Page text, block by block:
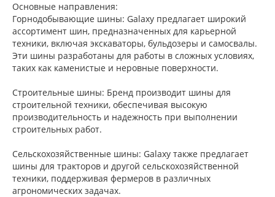
Основные направления:
Горнодобывающие шины: Galaxy предлагает широкий
ассортимент шин, предназначенных для карьерной
техники, включая экскаваторы, бульдозеры и самосвалы.
Эти шины разработаны для работы в сложных условиях,
таких как каменистые и неровные поверхности.
Строительные шины: Бренд производит шины для
строительной техники, обеспечивая высокую
производительность и надежность при выполнении
строительных работ.
Сельскохозяйственные шины: Galaxy также предлагает
шины для тракторов и другой сельскохозяйственной
техники, поддерживая фермеров в различных
агрономических задачах.